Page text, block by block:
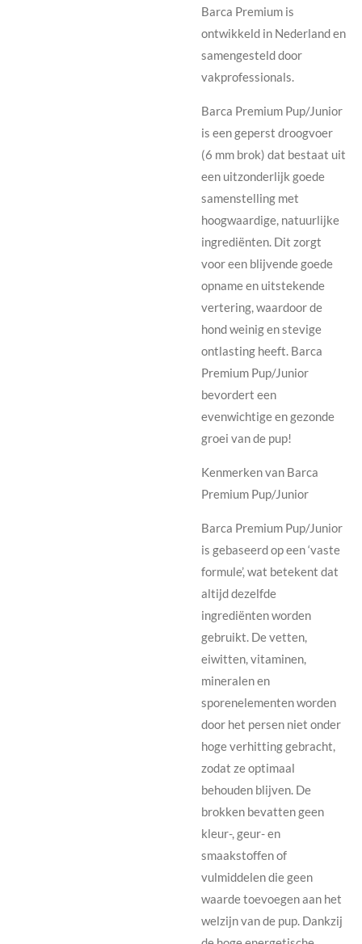
Barca Premium is
ontwikkeld in Nederland en
samengesteld door
vakprofessionals.
Barca Premium Pup/Junior
is een geperst droogvoer
(6 mm brok) dat bestaat uit
een uitzonderlijk goede
samenstelling met
hoogwaardige, natuurlijke
ingrediënten. Dit zorgt
voor een blijvende goede
opname en uitstekende
vertering, waardoor de
hond weinig en stevige
ontlasting heeft. Barca
Premium Pup/Junior
bevordert een
evenwichtige en gezonde
groei van de pup!
Kenmerken van Barca
Premium Pup/Junior
Barca Premium Pup/Junior
is gebaseerd op een ‘vaste
formule’, wat betekent dat
altijd dezelfde
ingrediënten worden
gebruikt. De vetten,
eiwitten, vitaminen,
mineralen en
sporenelementen worden
door het persen niet onder
hoge verhitting gebracht,
zodat ze optimaal
behouden blijven. De
brokken bevatten geen
kleur-, geur- en
smaakstoffen of
vulmiddelen die geen
waarde toevoegen aan het
welzijn van de pup. Dankzij